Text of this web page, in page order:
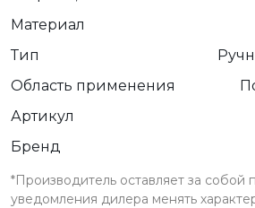
Материал
Тип
Область применения
Артикул
Бренд
*Производитель оставляет за собой
уведомления дилера менять